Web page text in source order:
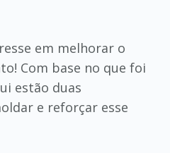
em melhorar o
Com base no que foi
estão duas
e reforçar esse